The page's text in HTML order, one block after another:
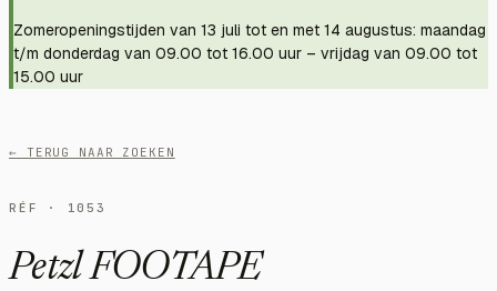
Zomeropeningstijden van 13 juli tot en met 14 augustus: maandag
t/m donderdag van 09.00 tot 16.00 uur – vrijdag van 09.00 tot
15.00 uur
← TERUG NAAR ZOEKEN
RÉF · 1053
Petzl FOOTAPE